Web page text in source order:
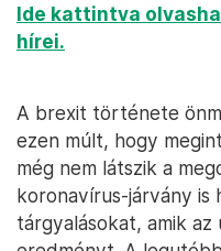
Ide kattintva
hírei.
A brexit története
ezen múlt, hogy
még nem látszik a
koronavírus-járvány
tárgyalásokat, amik az